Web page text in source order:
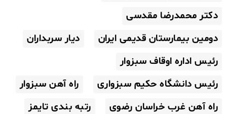
دکتر محمدرضا مقدسی
دومین بیمارستان قدیمی ایران
دیار سربداران
رئیس اداره اوقاف سبزوار
رئیس دانشگاه حکیم سبزواری
راه آهن سبزوار
راه آهن غرب خراسان رضوی
رتبه بندی تایمز